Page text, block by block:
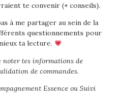
te convenir (+ conseils).
à me partager au sein de la
questionnements pour
ta lecture.
noter tes informations de
de commandes.
Essence ou Suivi